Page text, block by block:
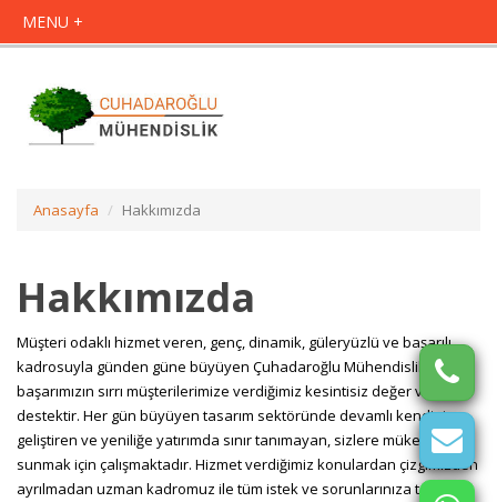
Anasayfa Hakkımızda
Hakkımızda
Müşteri odaklı hizmet veren, genç, dinamik, güleryüzlü ve başarılı
kadrosuyla günden güne büyüyen Çuhadaroğlu Mühendislik olarak
başarımızın sırrı müşterilerimize verdiğimiz kesintisiz değer ve
destektir. Her gün büyüyen tasarım sektöründe devamlı kendini
geliştiren ve yeniliğe yatırımda sınır tanımayan, sizlere mükemmeli
sunmak için çalışmaktadır. Hizmet verdiğimiz konulardan çizgimizden
ayrılmadan uzman kadromuz ile tüm istek ve sorunlarınıza tek